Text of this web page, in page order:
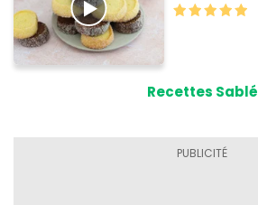
Recettes Sablé